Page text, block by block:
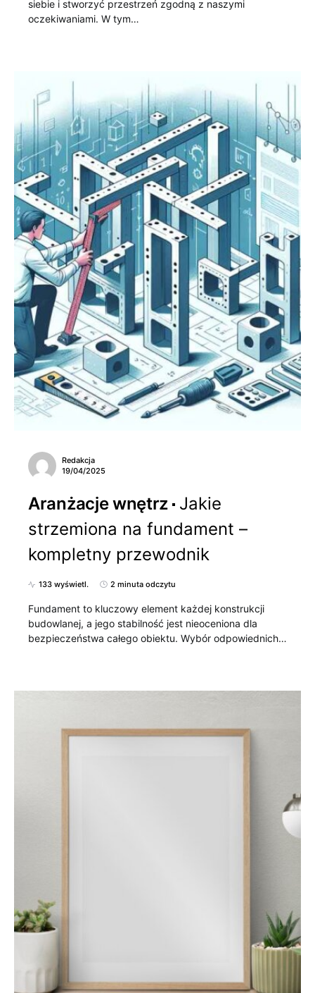
siebie i stworzyć przestrzeń zgodną z naszymi
oczekiwaniami. W tym…
Redakcja
19/04/2025
Aranżacje wnętrz Jakie
strzemiona na fundament –
kompletny przewodnik
133 wyświetl. 2 minuta odczytu
Fundament to kluczowy element każdej konstrukcji
budowlanej, a jego stabilność jest nieoceniona dla
bezpieczeństwa całego obiektu. Wybór odpowiednich…